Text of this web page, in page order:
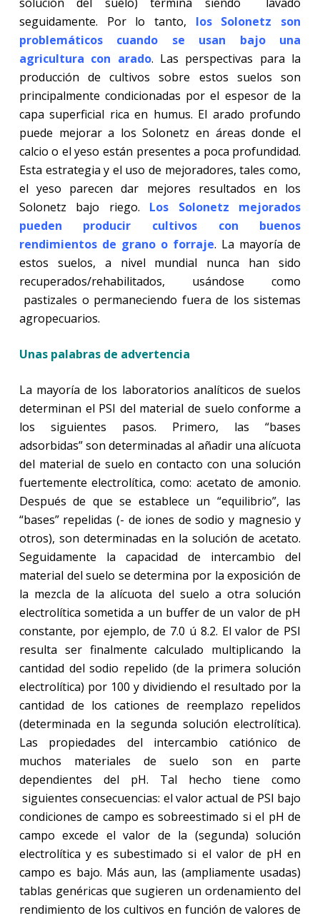
seguidamente. Por lo tanto, los Solonetz son
problemáticos cuando se usan bajo una
agricultura con arado. Las perspectivas para la
producción de cultivos sobre estos suelos son
principalmente condicionadas por el espesor de la
capa superficial rica en humus. El arado profundo
puede mejorar a los Solonetz en áreas donde el
calcio o el yeso están presentes a poca profundidad.
Esta estrategia y el uso de mejoradores, tales como,
el yeso parecen dar mejores resultados en los
Solonetz bajo riego. Los Solonetz mejorados
pueden producir cultivos con buenos
rendimientos de grano o forraje. La mayoría de
estos suelos, a nivel mundial nunca han sido
recuperados/rehabilitados, usándose como
pastizales o permaneciendo fuera de los sistemas
agropecuarios.
Unas palabras de advertencia
La mayoría de los laboratorios analíticos de suelos
determinan el PSI del material de suelo conforme a
los siguientes pasos. Primero, las “bases
adsorbidas” son determinadas al añadir una alícuota
del material de suelo en contacto con una solución
fuertemente electrolítica, como: acetato de amonio.
Después de que se establece un “equilibrio”, las
“bases” repelidas (- de iones de sodio y magnesio y
otros), son determinadas en la solución de acetato.
Seguidamente la capacidad de intercambio del
material del suelo se determina por la exposición de
la mezcla de la alícuota del suelo a otra solución
electrolítica sometida a un buffer de un valor de pH
constante, por ejemplo, de 7.0 ú 8.2. El valor de PSI
resulta ser finalmente calculado multiplicando la
cantidad del sodio repelido (de la primera solución
electrolítica) por 100 y dividiendo el resultado por la
cantidad de los cationes de reemplazo repelidos
(determinada en la segunda solución electrolítica).
Las propiedades del intercambio catiónico de
muchos materiales de suelo son en parte
dependientes del pH. Tal hecho tiene como
siguientes consecuencias: el valor actual de PSI bajo
condiciones de campo es sobreestimado si el pH de
campo excede el valor de la (segunda) solución
electrolítica y es subestimado si el valor de pH en
campo es bajo. Más aun, las (ampliamente usadas)
tablas genéricas que sugieren un ordenamiento del
rendimiento de los cultivos en función de valores de